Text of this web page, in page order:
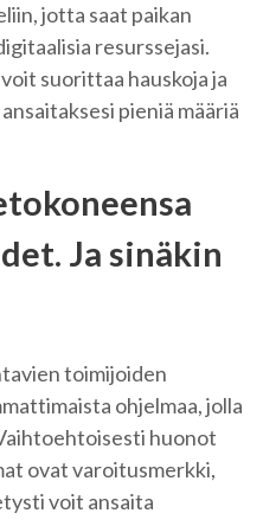
jotta saat paikan
resurssejasi.
suorittaa hauskoja ja
pieniä määriä
Ja sinäkin
toimijoiden
ohjelmaa, jolla
huonot
ovat varoitusmerkki,
voit ansaita